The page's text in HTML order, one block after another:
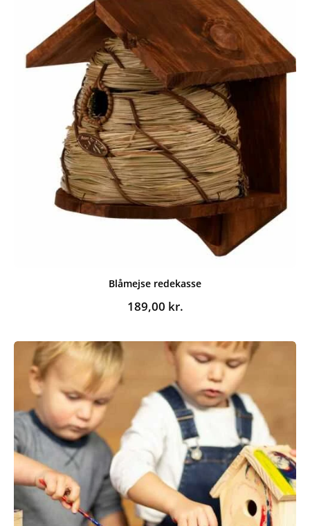
Blåmejse redekasse
189,00 kr.